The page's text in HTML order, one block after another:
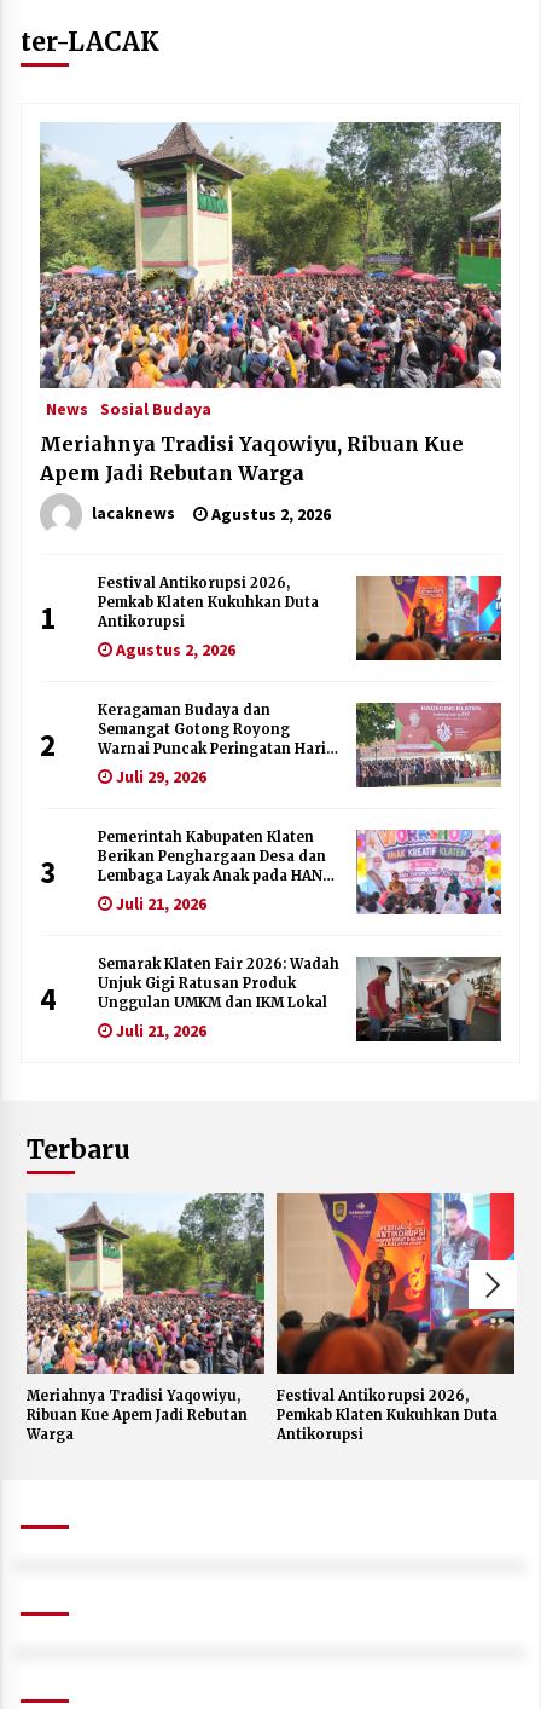
ter-LACAK
News Sosial Budaya
Meriahnya Tradisi Yaqowiyu, Ribuan Kue
Apem Jadi Rebutan Warga
lacaknews Agustus 2, 2026
1
Festival Antikorupsi 2026,
Pemkab Klaten Kukuhkan Duta
Antikorupsi
Agustus 2, 2026
2
Keragaman Budaya dan
Semangat Gotong Royong
Warnai Puncak Peringatan Hari
Jadi Klaten ke-222
Juli 29, 2026
3
Pemerintah Kabupaten Klaten
Berikan Penghargaan Desa dan
Lembaga Layak Anak pada HAN
2026Juli 21, 2026
4
Semarak Klaten Fair 2026: Wadah
Unjuk Gigi Ratusan Produk
Unggulan UMKM dan IKM Lokal
Juli 21, 2026
Terbaru
Meriahnya Tradisi Yaqowiyu,
Ribuan Kue Apem Jadi Rebutan
Warga
Festival Antikorupsi 2026,
Pemkab Klaten Kukuhkan Duta
Antikorupsi